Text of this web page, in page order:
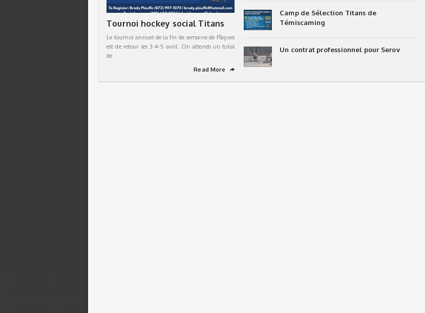
Tournoi hockey social Titans
Le tournoi annuel de la fin de semaine de Pâques
est de retour les 3-4-5 avril. On attends un total
de
Read More
➦
Camp de Sélection Titans de
Témiscaming
Un contrat professionnel pour Serov